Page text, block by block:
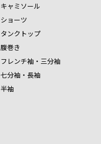
キャミソール
ショーツ
タンクトップ
腹巻き
フレンチ袖・三分袖
七分袖・長袖
半袖